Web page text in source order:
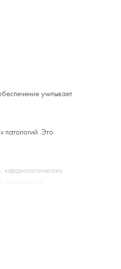
учитывает
патологий. Это
кардиологических
их